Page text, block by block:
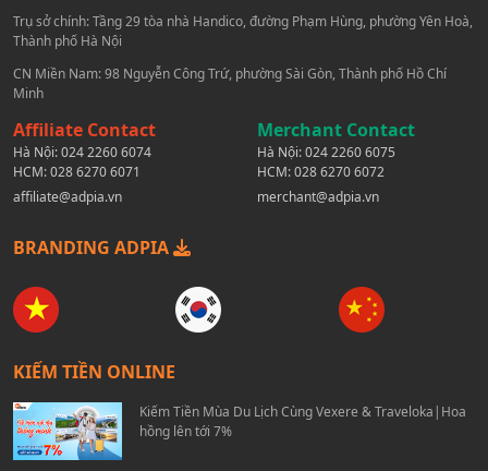
Trụ sở chính: Tầng 29 tòa nhà Handico, đường Phạm Hùng, phường Yên Hoà,
Thành phố Hà Nội
CN Miền Nam: 98 Nguyễn Công Trứ, phường Sài Gòn, Thành phố Hồ Chí
Minh
Affiliate Contact
Hà Nội:024 2260 6074
HCM:028 6270 6071
affiliate@adpia.vn
Merchant Contact
Hà Nội:024 2260 6075
HCM:028 6270 6072
merchant@adpia.vn
BRANDING ADPIA
KIẾM TIỀN ONLINE
Kiếm Tiền Mùa Du Lịch Cùng Vexere & Traveloka|Hoa
hồng lên tới 7%